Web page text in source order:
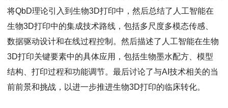
将QbD理论引入到生物3D打印中，然后总结了人工智能在
生物3D打印中的集成技术路线，包括多尺度多模态传感、
数据驱动设计和在线过程控制。然后描述了人工智能在生物
3D打印关键要素中的具体应用，包括生物墨水配方、模型
结构、打印过程和功能调节。最后讨论了与AI技术相关的当
前前景和挑战，以进一步推进生物3D打印的临床转化。